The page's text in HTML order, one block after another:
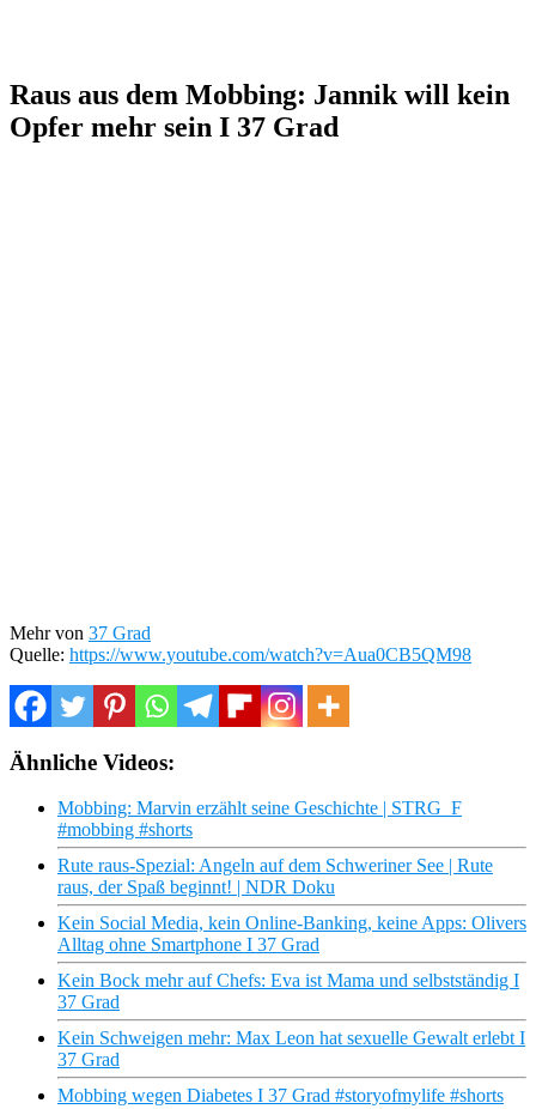
Raus aus dem Mobbing: Jannik will kein
Opfer mehr sein I 37 Grad
Mehr von 37 Grad
Quelle: https://www.youtube.com/watch?v=Aua0CB5QM98
Ähnliche Videos:
Mobbing: Marvin erzählt seine Geschichte | STRG_F
#mobbing #shorts
Rute raus-Spezial: Angeln auf dem Schweriner See | Rute
raus, der Spaß beginnt! | NDR Doku
Kein Social Media, kein Online-Banking, keine Apps: Olivers
Alltag ohne Smartphone I 37 Grad
Kein Bock mehr auf Chefs: Eva ist Mama und selbstständig I
37 Grad
Kein Schweigen mehr: Max Leon hat sexuelle Gewalt erlebt I
37 Grad
Mobbing wegen Diabetes I 37 Grad #storyofmylife #shorts